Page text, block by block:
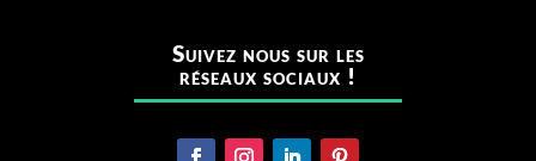
Suivez nous sur les
réseaux sociaux !